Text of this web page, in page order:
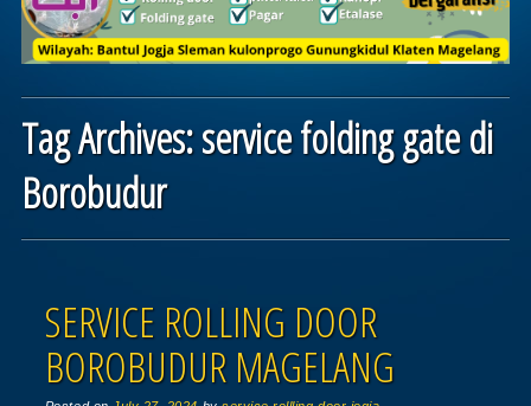
Tag Archives:service folding gate di
Borobudur
SERVICE ROLLING DOOR
BOROBUDUR MAGELANG